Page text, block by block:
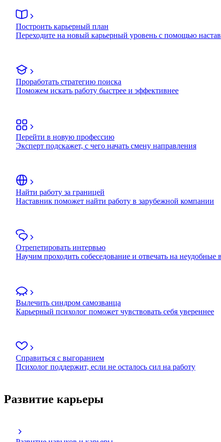
Построить карьерный план
Переходите на новый карьерный уровень с помощью
Проработать стратегию поиска
Поможем искать работу быстрее и эффективнее
Перейти в новую профессию
Эксперт подскажет, с чего начать смену направления
Найти работу за границей
Наставник поможет найти работу в зарубежной компании
Отрепетировать интервью
Научим проходить собеседование и отвечать на неудобные
Вылечить синдром самозванца
Карьерный психолог поможет чувствовать себя увереннее
Справиться с выгоранием
Психолог поддержит, если не осталось сил на работу
Развитие карьеры